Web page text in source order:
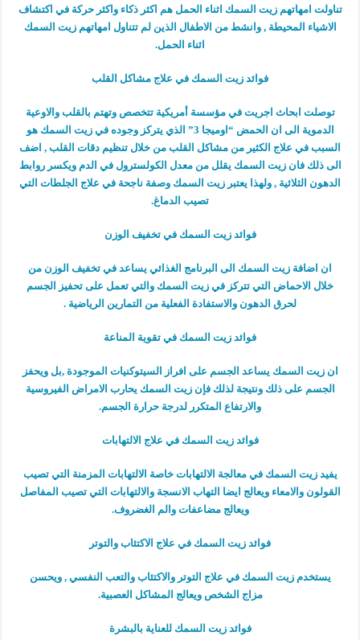
تناولت امهاتهم زيت السمك اثناء الحمل هم اكثر ذكاء واكثر حركة في اكتشاف
الاشياء المحيطة , وانشط من الاطفال الذين لم تتناول امهاتهم زيت السمك
اثناء الحمل.
فوائد زيت السمك في علاج مشاكل القلب
توصلت ابحاث اجريت في مؤسسة أمريكية تتخصص وتهتم بالقلب والاوعية
الدموية الى ان الحمض “اوميجا 3” الذي يتركز وجوده في زيت السمك هو
السبب في علاج الكثير من مشاكل القلب من خلال تنظيم دقات القلب , اضف
الى ذلك فان زيت السمك يقلل من معدل الكولسترول في الدم ويكسر روابط
الدهون الثلاثية , ولهذا يعتبر زيت السمك وصفة ناجحة في علاج الجلطات التي
تصيب الدماغ.
فوائد زيت السمك في تخفيف الوزن
ان اضافة زيت السمك الى البرنامج الغذائي يساعد في تخفيف الوزن من
خلال الاحماض التي تتركز في زيت السمك والتي تعمل على تحفيز الجسم
لحرق الدهون والاستفادة الفعلية من التمارين الرياضية .
فوائد زيت السمك في تقوية المناعة
ان زيت السمك يساعد الجسم على افراز السيتوكنيات الموجودة ,بل ويحفز
الجسم على ذلك ونتيجة لذلك فإن زيت السمك يحارب الامراض الفيروسية
والارتفاع المتكرر لدرجة حرارة الجسم.
فوائد زيت السمك في علاج الالتهابات
يفيد زيت السمك في معالجة الالتهابات خاصة الالتهابات المزمنة التي تصيب
القولون والامعاء ويعالج ايضا التهاب الانسجة والالتهابات التي تصيب المفاصل
ويعالج مضاعفات والم الغضروف.
فوائد زيت السمك في علاج الاكتئاب والتوتر
يستخدم زيت السمك في علاج التوتر والاكتئاب والتعب النفسي , ويحسن
مزاج الشخص ويعالج المشاكل العصبية.
فوائد زيت السمك للعناية بالبشرة